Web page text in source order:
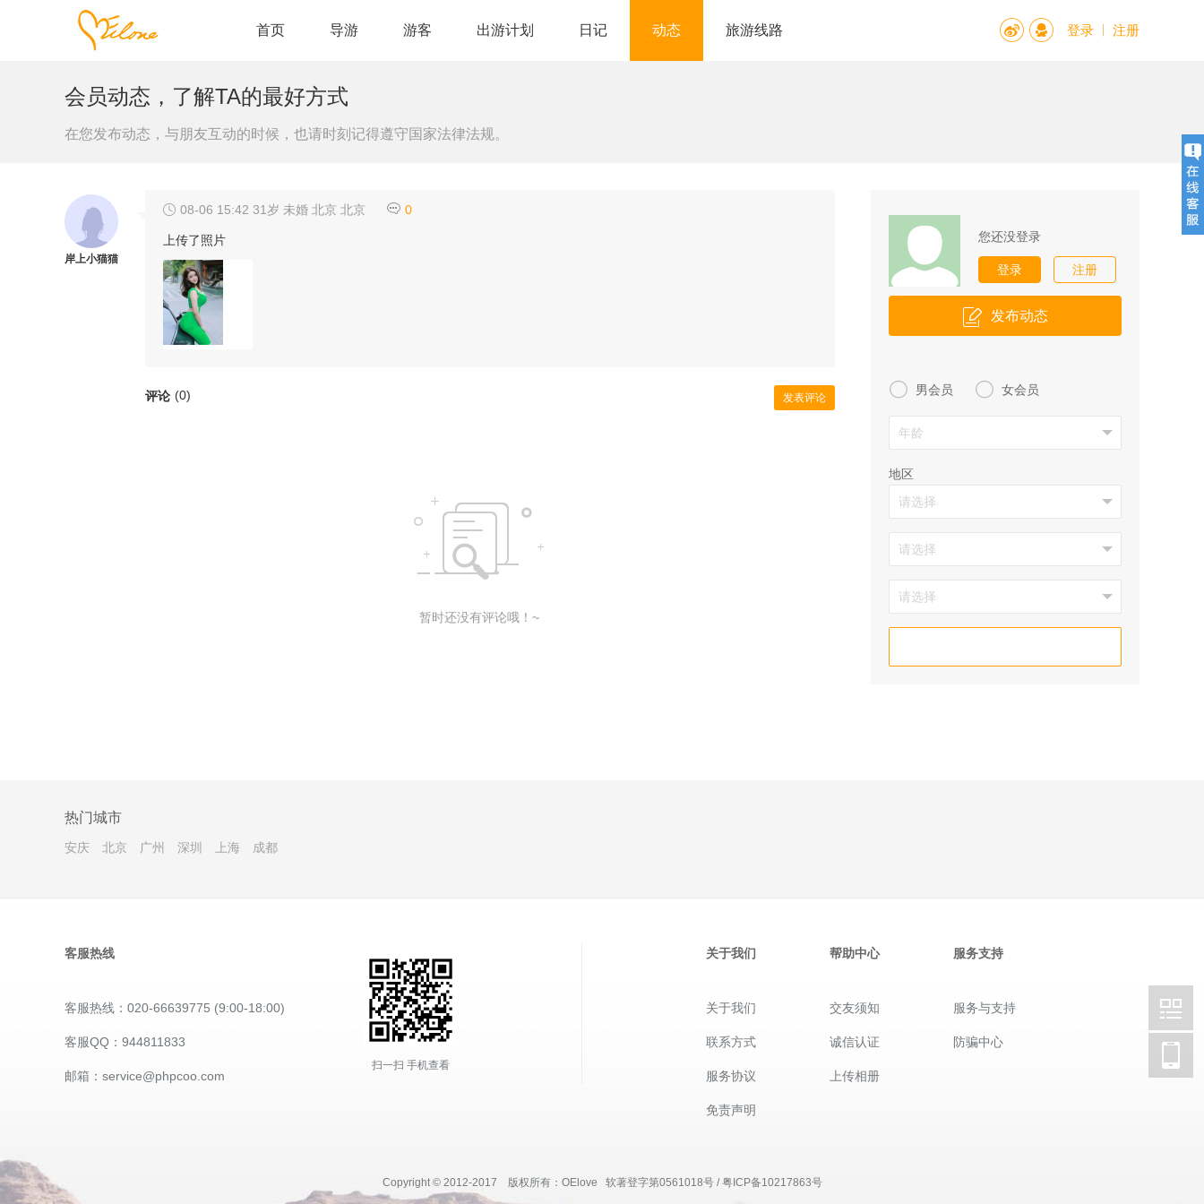
首页 导游 游客 出游计划 日记 动态 旅游线路 登录 注册
会员动态，了解TA的最好方式
在您发布动态，与朋友互动的时候，也请时刻记得遵守国家法律法规。
岸上小猫猫
08-06 15:42 31岁 未婚 北京 北京 0
上传了照片
评论 (0) 发表评论
暂时还没有评论哦！~
您还没登录
登录 注册
发布动态
 男会员  女会员
地区
热门城市
安庆 北京 广州 深圳 上海 成都
客服热线
客服热线：020-66639775 (9:00-18:00)
客服QQ：944811833
邮箱：service@phpcoo.com
扫一扫 手机查看
关于我们
关于我们
联系方式
服务协议
免责声明
帮助中心
交友须知
诚信认证
上传相册
服务支持
服务与支持
防骗中心
Copyright © 2012-2017 版权所有：OElove 软著登字第0561018号 / 粤ICP备10217863号